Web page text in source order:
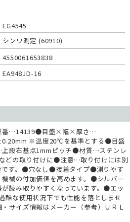
EG4545
シンワ測定 (60910)
4550061653838
EA948JD-16
番…14139●目盛×幅×厚さ…
※温度20℃を基準とする●目盛
段右基点1mmピッチ●材質…ステンレ
どの取り付けに●注意…取り付けには別
です。●穴なし●接着タイプ●測りやす
械の付加価値を高めます。●シルバー
読み取りやすくなっています。●エッ
酷な使用状況下でも性能を落としませ
サイズ情報はメーカー（参考）ＵＲＬ